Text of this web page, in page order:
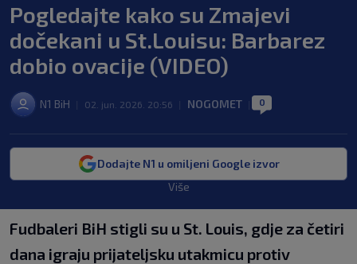
Pogledajte kako su Zmajevi
dočekani u St.Louisu: Barbarez
dobio ovacije (VIDEO)
N1 BiH 02. jun. 2026. 20:56 NOGOMET 0
Dodajte N1 u omiljeni Google izvor
Više
Fudbaleri BiH stigli su u St. Louis, gdje za četiri
dana igraju prijateljsku utakmicu protiv